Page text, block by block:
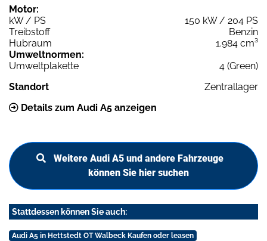
Motor:
kW / PS
150 kW / 204 PS
Treibstoff
Benzin
Hubraum
1.984 cm³
Umweltnormen:
Umweltplakette
4 (Green)
Standort
Zentrallager
Details zum Audi A5 anzeigen
Weitere Audi A5 und andere Fahrzeuge
können Sie hier suchen
Stattdessen können Sie auch:
Audi A5 in Hettstedt OT Walbeck Kaufen oder leasen